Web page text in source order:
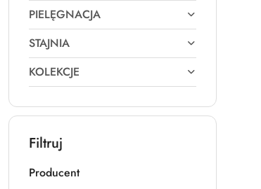
PIELĘGNACJA
STAJNIA
KOLEKCJE
Filtruj
Producent